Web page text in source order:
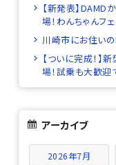
【新発表】DAMD
場！わんちゃんフ
川崎市にお住いの
【ついに完成！】
場！試乗も大歓迎
アーカイブ
2026年7月